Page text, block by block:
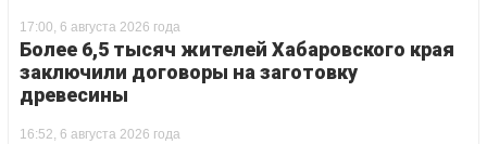
17:00, 6 августа 2026 года
Более 6,5 тысяч жителей Хабаровского края
заключили договоры на заготовку
древесины
16:52, 6 августа 2026 года